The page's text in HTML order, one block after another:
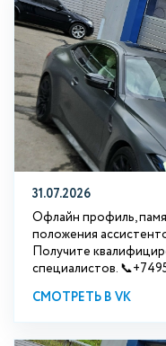
31.07.2026
Офлайн профиль,
положения
Получите
специалистов.
СМОТРЕТЬ В VK